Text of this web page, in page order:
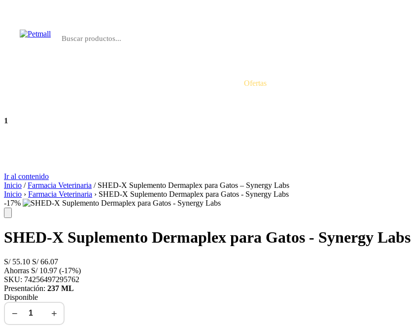
Ofertas
1
Ir al contenido
Inicio /Farmacia Veterinaria / SHED-X Suplemento Dermaplex para Gatos – Synergy Labs
Inicio › Farmacia Veterinaria › SHED-X Suplemento Dermaplex para Gatos - Synergy Labs
-17%
SHED-X Suplemento Dermaplex para Gatos - Synergy Labs
S/55.10 S/66.07
Ahorras S/10.97 (-17%)
SKU: 74256497295762
Presentación: 237 ML
Disponible
− +